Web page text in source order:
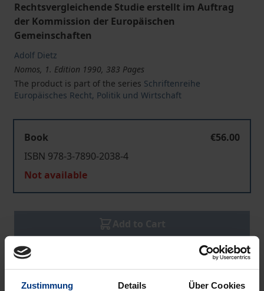
Zustimmung Details Über Cookies
Rechtsvergleichende Studie erstellt im Auftrag
der Kommission der Europäischen
Gemeinschaften
Adolf Dietz
Nomos, 1. Edition 1990, 383 Pages
The product is part of the series Schriftenreihe
Europäisches Recht, Politik und Wirtschaft
Book
€56.00
ISBN 978-3-7890-2038-4
Not available
Add to Wish List
Delivery cost notice